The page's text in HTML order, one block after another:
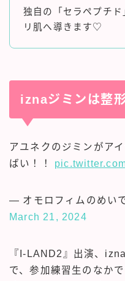
独自の「セラペプチ
リ肌へ導きます♡
iznaジミンは整
アユネクのジミンがア
ばい！！
— オモロフィムのめい
March 21, 2024
『I-LAND2』出演、
で、参加練習生のなか